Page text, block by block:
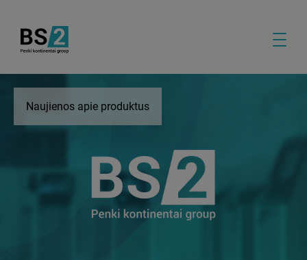
Naujienos apie produktus